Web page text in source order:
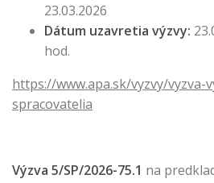
23.03.2026
Dátum uzavretia výzvy:
hod.
https://www.apa.sk/vyzvy/vyzva-
spracovatelia
Výzva 5/SP/2026-75.1 na